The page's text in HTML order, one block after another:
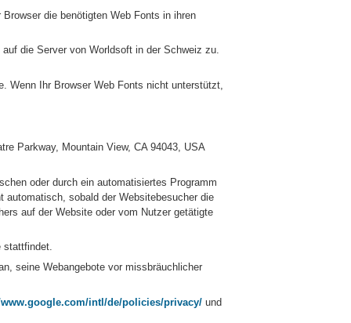
die benötigten Web Fonts in ihren
die Server von Worldsoft in der Schweiz zu.
Wenn Ihr Browser Web Fonts nicht unterstützt,
Parkway, Mountain View, CA 94043, USA
oder durch ein automatisiertes Programm
automatisch, sobald der Websitebesucher die
auf der Website oder vom Nutzer getätigte
stattfindet.
seine Webangebote vor missbräuchlicher
intl/de/policies/privacy/ und